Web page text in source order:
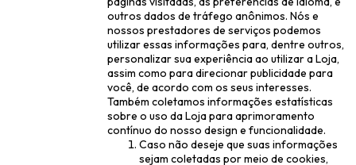
outros dados de tráfego anônimos. Nós e
nossos prestadores de serviços podemos
utilizar essas informações para, dentre outros,
personalizar sua experiência ao utilizar a Loja,
assim como para direcionar publicidade para
você, de acordo com os seus interesses.
Também coletamos informações estatísticas
sobre o uso da Loja para aprimoramento
contínuo do nosso design e funcionalidade.
Caso não deseje que suas informações
sejam coletadas por meio de cookies,